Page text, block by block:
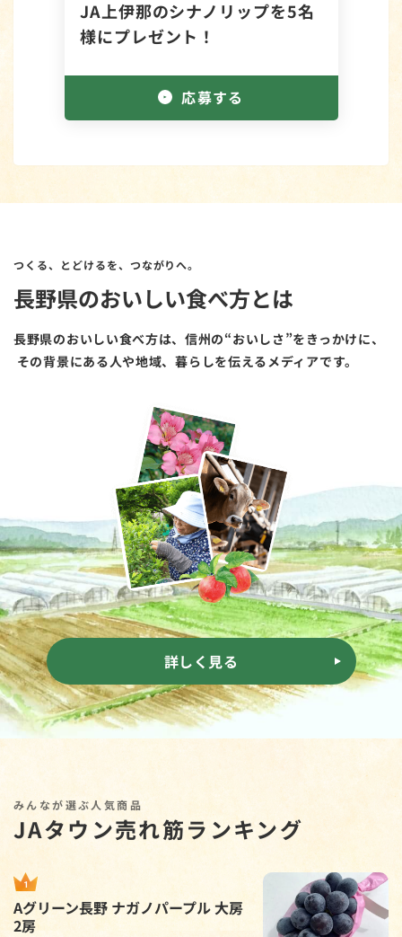
JA上伊那のシナノリップを5名
様にプレゼント！
応募する
つくる、とどけるを、つながりへ。
長野県のおいしい食べ方とは
長野県のおいしい食べ方は、信州の“おいしさ”をきっかけに、
その背景にある人や地域、暮らしを伝えるメディアです。
詳しく見る
みんなが選ぶ人気商品
JAタウン売れ筋ランキング
Aグリーン長野 ナガノパープル 大房
2房